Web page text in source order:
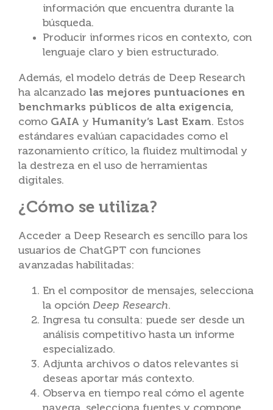
información que encuentra durante la
búsqueda.
Producir informes ricos en contexto, con
lenguaje claro y bien estructurado.
Además, el modelo detrás de Deep Research
ha alcanzado las mejores puntuaciones en
benchmarks públicos de alta exigencia,
como GAIA y Humanity’s Last Exam. Estos
estándares evalúan capacidades como el
razonamiento crítico, la fluidez multimodal y
la destreza en el uso de herramientas
digitales.
¿Cómo se utiliza?
Acceder a Deep Research es sencillo para los
usuarios de ChatGPT con funciones
avanzadas habilitadas:
En el compositor de mensajes, selecciona
la opción Deep Research.
Ingresa tu consulta: puede ser desde un
análisis competitivo hasta un informe
especializado.
Adjunta archivos o datos relevantes si
deseas aportar más contexto.
Observa en tiempo real cómo el agente